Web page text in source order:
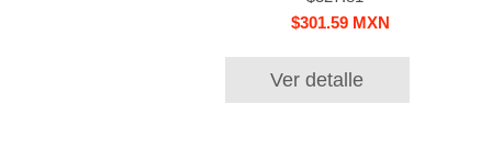
$301.59 MXN
Ver detalle